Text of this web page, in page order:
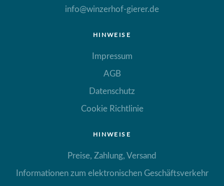
info@winzerhof-gierer.de
HINWEISE
Impressum
AGB
Datenschutz
Cookie Richtlinie
HINWEISE
Preise, Zahlung, Versand
Informationen zum elektronischen Geschäftsverkehr